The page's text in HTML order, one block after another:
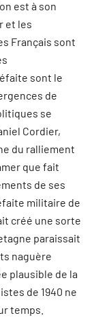
est à son
et les
Français sont
sont le
de
se
Cordier,
du ralliement
que fait
de ses
militaire de
créé une sorte
paraissait
naguère
plausible de la
de 1940 ne
temps.